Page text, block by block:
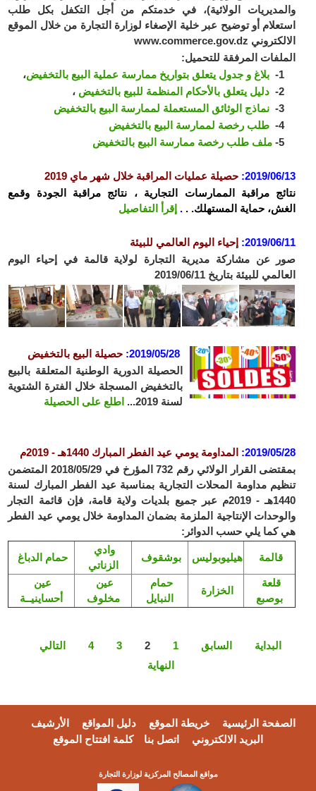
والمديريات الولائية)، في خدمتكم من أجل التكفل بكل طلب
استعلام أو توضيح عبر خلية الإصغاء لوزارة التجارة من خلال الموقع
الالكتروني www.commerce.gov.dz
الملفات المرفقة للتحميل:
بلاغ و جدول يتعلق بتواريخ ممارسة عملية البيع بالتخفيض،
دليل يتعلق بالأحكام المنظمة للبيع بالتخفيض ،
نماذج الوثائق المستعملة لممارسة البيع بالتخفيض
4-
طلب رخصة لممارسة البيع بالتخفيض
ملف طلب رخصة ممارسة البيع بالتخفيض
2019/06/13
: حصيلة عمليات المراقبة خلال شهر ماي 2019
نتائج مراقبة الممارسات التجارية ، نتائج مراقبة الجودة وقمع
الغش، حماية المستهلك. . . إقرأ التفاصيل
2019/06/11
: إحياء اليوم العالمي للبيئة
صور عن مشاركة مديرية التجارة لولاية قالمة في إحياء اليوم
العالمي للبيئة بتاريخ 2019/06/11
2019/05/28: حصيلة البيع بالتخفيض
الحصيلة الدورية الوطنية المتعلقة بالبيع
بالتخفيض المسجلة خلال الفترة الشتوية
لسنة 2019...
اطلع على الحصيلة
2019/05/28:
المداومة يومي عيد الفطر المبارك 1440هـ - 2019م
بمقتضى القرار الولائي رقم 732 المؤرخ في 2018/05/29 المتضمن
تنظيم مداومة المحلات التجارية بمناسبة عيد الفطر المبارك لسنة
1440هـ - 2019م عبر جميع بلديات ولاية قامة، فإن قائمة التجار
والوحدات الإنتاجية الملزمة بضمان المداومة خلال يومي عيد الفطر
هي كما يلي حسب الدوائر:
حمام الدباغ
وادي
الزناتي
بوشقوف هيليوبوليس قالمة
عين
أحساينيــة
عين
مخلوف
حمام
النبايل
الخزارة
قلعة
بوصبع
البداية السابق 1
2
3
4
التالي
النهاية
الصفحة الرئيسية خريطة الموقع دليل المواقع
الأرشيف
البريد الالكتروني
اتصل بنا كلمة افتتاح الموقع
مواقع المصالح المركزية لوزارة التجارة